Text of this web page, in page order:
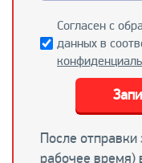
Согласен с
данных в
После отправки
рабочее время)